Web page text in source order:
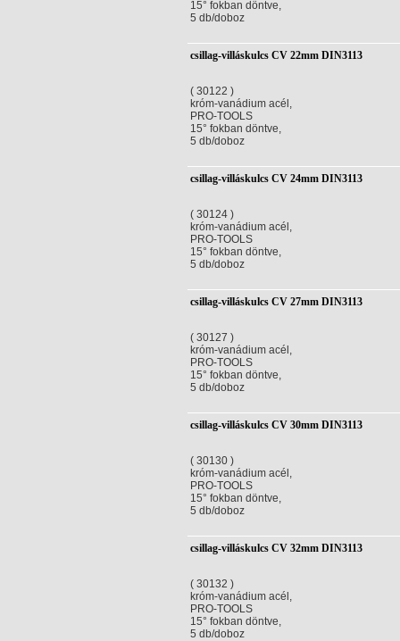
15° fokban döntve,
5 db/doboz
csillag-villáskulcs CV 22mm DIN3113
( 30122 )
króm-vanádium acél,
PRO-TOOLS
15° fokban döntve,
5 db/doboz
csillag-villáskulcs CV 24mm DIN3113
( 30124 )
króm-vanádium acél,
PRO-TOOLS
15° fokban döntve,
5 db/doboz
csillag-villáskulcs CV 27mm DIN3113
( 30127 )
króm-vanádium acél,
PRO-TOOLS
15° fokban döntve,
5 db/doboz
csillag-villáskulcs CV 30mm DIN3113
( 30130 )
króm-vanádium acél,
PRO-TOOLS
15° fokban döntve,
5 db/doboz
csillag-villáskulcs CV 32mm DIN3113
( 30132 )
króm-vanádium acél,
PRO-TOOLS
15° fokban döntve,
5 db/doboz